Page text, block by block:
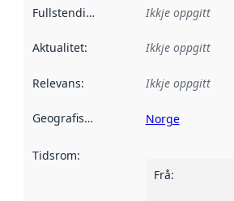
Fullstendigheit Ikkje oppgitt
Aktualitet: Ikkje oppgitt
Relevans: Ikkje oppgitt
Geografisk område Norge
Tidsrom:
Frå: